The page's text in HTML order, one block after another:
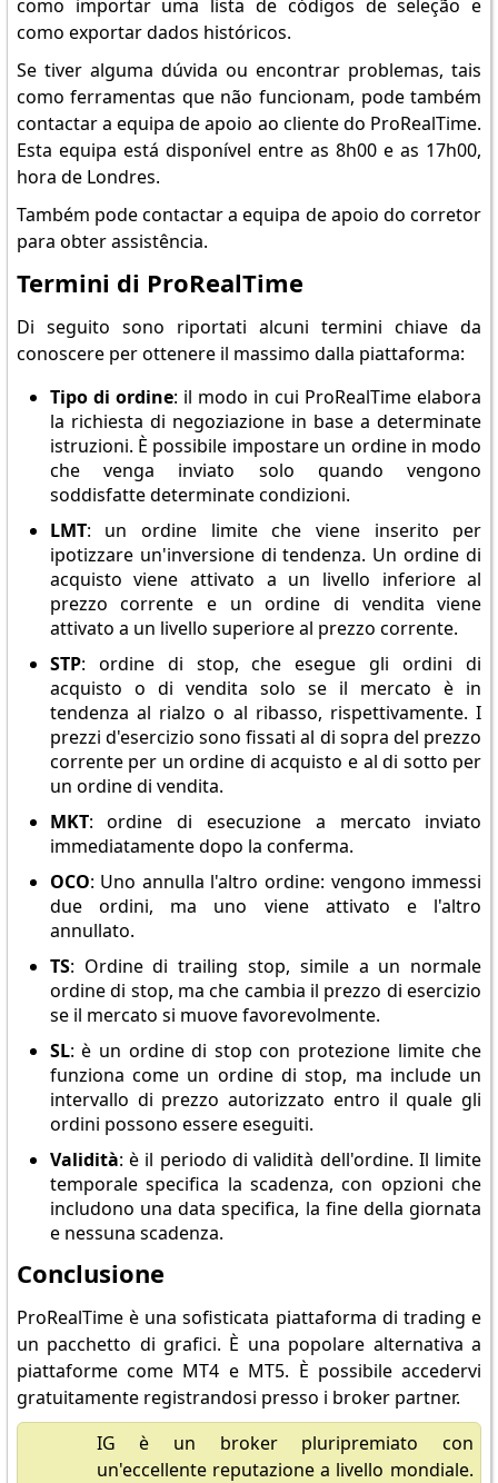
como importar uma lista de códigos de seleção e
como exportar dados históricos.
Se tiver alguma dúvida ou encontrar problemas, tais
como ferramentas que não funcionam, pode também
contactar a equipa de apoio ao cliente do ProRealTime.
Esta equipa está disponível entre as 8h00 e as 17h00,
hora de Londres.
Também pode contactar a equipa de apoio do corretor
para obter assistência.
Termini di ProRealTime
Di seguito sono riportati alcuni termini chiave da
conoscere per ottenere il massimo dalla piattaforma:
Tipo di ordine: il modo in cui ProRealTime elabora
la richiesta di negoziazione in base a determinate
istruzioni. È possibile impostare un ordine in modo
che venga inviato solo quando vengono
soddisfatte determinate condizioni.
LMT: un ordine limite che viene inserito per
ipotizzare un'inversione di tendenza. Un ordine di
acquisto viene attivato a un livello inferiore al
prezzo corrente e un ordine di vendita viene
attivato a un livello superiore al prezzo corrente.
STP: ordine di stop, che esegue gli ordini di
acquisto o di vendita solo se il mercato è in
tendenza al rialzo o al ribasso, rispettivamente. I
prezzi d'esercizio sono fissati al di sopra del prezzo
corrente per un ordine di acquisto e al di sotto per
un ordine di vendita.
MKT: ordine di esecuzione a mercato inviato
immediatamente dopo la conferma.
OCO: Uno annulla l'altro ordine: vengono immessi
due ordini, ma uno viene attivato e l'altro
annullato.
TS: Ordine di trailing stop, simile a un normale
ordine di stop, ma che cambia il prezzo di esercizio
se il mercato si muove favorevolmente.
SL: è un ordine di stop con protezione limite che
funziona come un ordine di stop, ma include un
intervallo di prezzo autorizzato entro il quale gli
ordini possono essere eseguiti.
Validità: è il periodo di validità dell'ordine. Il limite
temporale specifica la scadenza, con opzioni che
includono una data specifica, la fine della giornata
e nessuna scadenza.
Conclusione
ProRealTime è una sofisticata piattaforma di trading e
un pacchetto di grafici. È una popolare alternativa a
piattaforme come MT4 e MT5. È possibile accedervi
gratuitamente registrandosi presso i broker partner.
IG è un broker pluripremiato con
un'eccellente reputazione a livello mondiale.